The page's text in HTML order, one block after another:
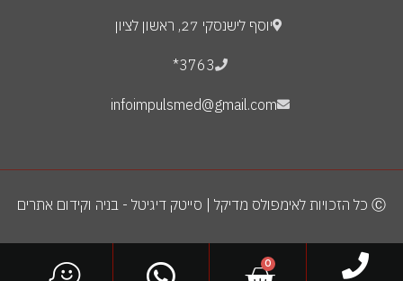
יוסף לישנסקי 27, ראשון לציון
3763*
infoimpulsmed@gmail.com
Ⓒ כל הזכויות לאימפולס מדיקל | סייטק דיגיטל - בניה וקידום אתרים
0